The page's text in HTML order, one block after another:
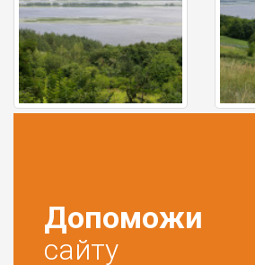
Допоможи
сайту